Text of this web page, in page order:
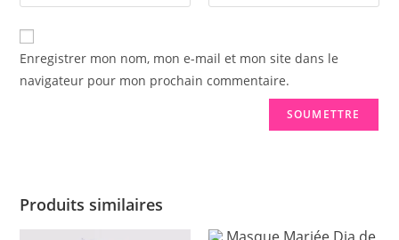
Enregistrer mon nom, mon e-mail et mon site dans le
navigateur pour mon prochain commentaire.
Produits similaires